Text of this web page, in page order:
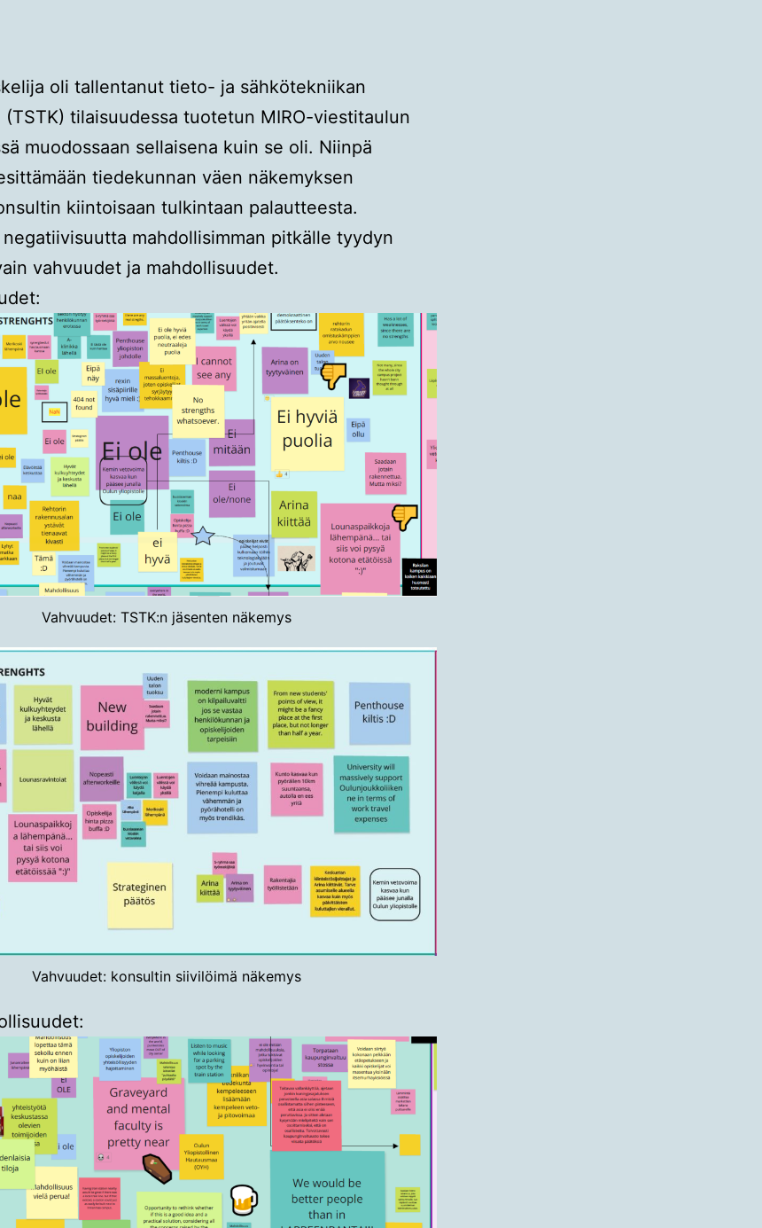
oli tallentanut tieto- ja sähkötekniikan
tilaisuudessa tuotetun MIRO-viestitaulun
muodossaan sellaisena kuin se oli. Niinpä
tiedekunnan väen näkemyksen
kiintoisaan tulkintaan palautteesta.
mahdollisimman pitkälle tyydyn
vahvuudet ja mahdollisuudet.
Vahvuudet: TSTK:n jäsenten näkemys
Vahvuudet: konsultin siivilöimä näkemys